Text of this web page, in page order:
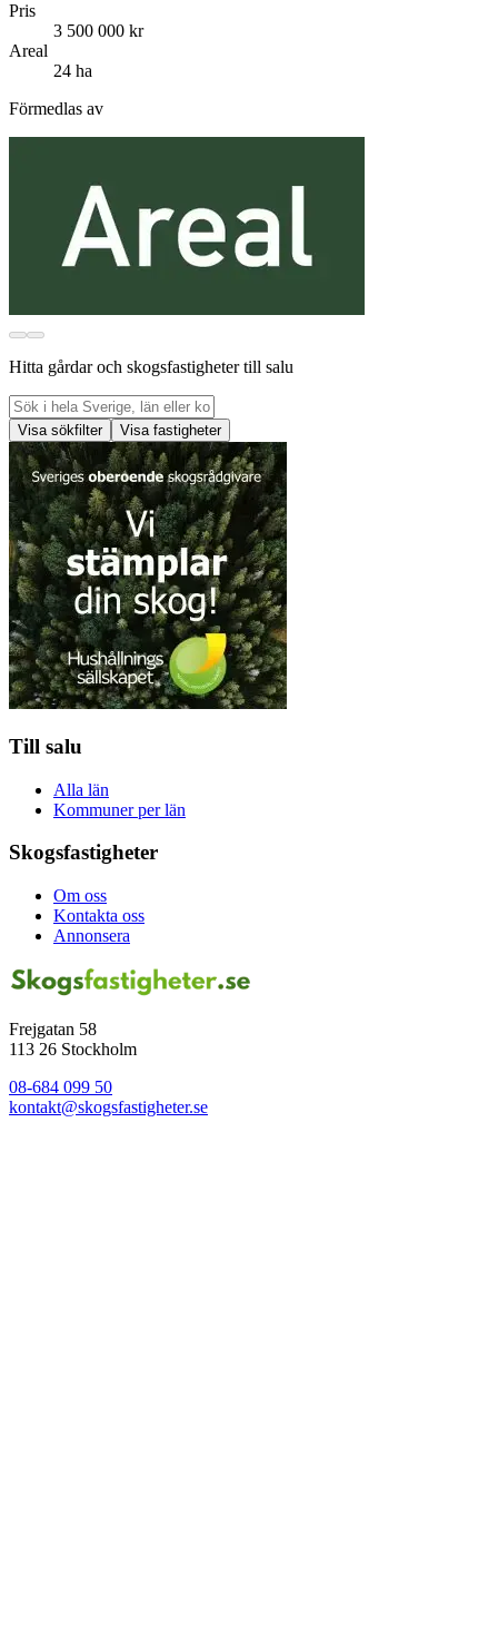
Pris
3 500 000 kr
Areal
24 ha
Förmedlas av
Hitta gårdar och skogsfastigheter till salu
Visa sökfilter Visa fastigheter
Till salu
Alla län
Kommuner per län
Skogsfastigheter
Om oss
Kontakta oss
Annonsera
Frejgatan 58
113 26 Stockholm
08-684 099 50
kontakt@skogsfastigheter.se